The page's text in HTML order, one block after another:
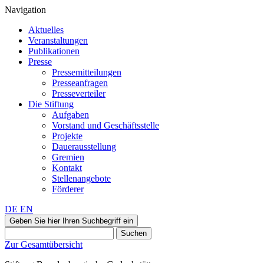
Navigation
Aktuelles
Veranstaltungen
Publikationen
Presse
Pressemitteilungen
Presseanfragen
Presseverteiler
Die Stiftung
Aufgaben
Vorstand und Geschäftsstelle
Projekte
Dauerausstellung
Gremien
Kontakt
Stellenangebote
Förderer
DE EN
Geben Sie hier Ihren Suchbegriff ein
Suchen
Zur Gesamtübersicht